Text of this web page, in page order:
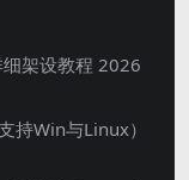
架设教程 2026
持Win与Linux）